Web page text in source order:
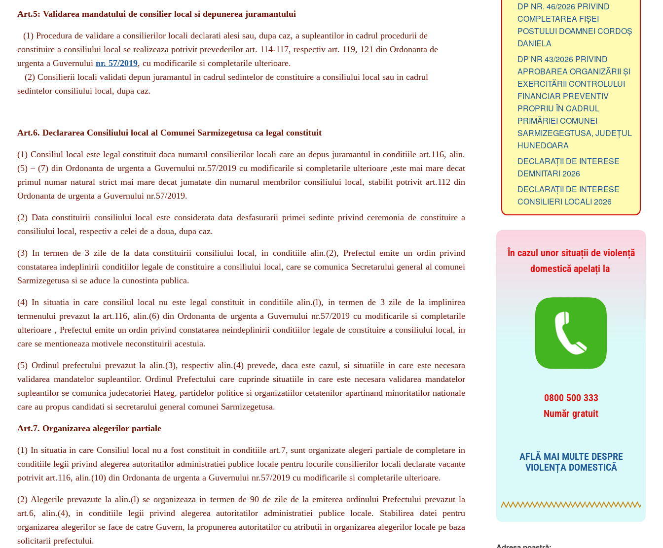
constituire a consiliului local se realizeaza potrivit prevederilor art. 114-117, respectiv art. 119, 121 din Ordonanta de
urgenta a Guvernuluinr. 57/2019, cu modificarile si completarile ulterioare.
(2) Consilierii locali validati depun juramantul in cadrul sedintelor de constituire a consiliului local sau in cadrul
sedintelor consiliului local, dupa caz.
(5) – (7) din Ordonanta de urgenta a Guvernului nr.57/2019 cu modificarile si completarile ulterioare ,este mai mare decat
primul numar natural strict mai mare decat jumatate din numarul membrilor consiliului local, stabilit potrivit art.112 din
Ordonanta de urgenta a Guvernului nr.57/2019.
consiliului local, respectiv a celei de a doua, dupa caz.
constatarea indeplinirii conditiilor legale de constituire a consiliului local, care se comunica Secretarului general al comunei
Sarmizegetusa si se aduce la cunostinta publica.
termenului prevazut la art.116, alin.(6) din Ordonanta de urgenta a Guvernului nr.57/2019 cu modificarile si completarile
ulterioare , Prefectul emite un ordin privind constatarea neindeplinirii conditiilor legale de constituire a consiliului local, in
care se mentioneaza motivele neconstituirii acestuia.
validarea mandatelor supleantilor. Ordinul Prefectului care cuprinde situatiile in care este necesara validarea mandatelor
supleantilor se comunica judecatoriei Hateg, partidelor politice si organizatiilor cetatenilor apartinand minoritatilor nationale
care au propus candidati si secretarului general comunei Sarmizegetusa.
conditiile legii privind alegerea autoritatilor administratiei publice locale pentru locurile consilierilor locali declarate vacante
potrivit art.116, alin.(10) din Ordonanta de urgenta a Guvernului nr.57/2019 cu modificarile si completarile ulterioare.
art.6, alin.(4), in conditiile legii privind alegerea autoritatilor administratiei publice locale. Stabilirea datei pentru
organizarea alegeriIor se face de catre Guvern, la propunerea autoritatilor cu atributii in organizarea alegerilor locale pe baza
solicitarii prefectului.
COMPLETAREA FIȘEI
POSTULUI DOAMNEI CORDOȘ
DANIELA
DP NR 43/2026 PRIVIND
APROBAREA ORGANIZĂRII ȘI
EXERCITĂRII CONTROLULUI
FINANCIAR PREVENTIV
PROPRIU ÎN CADRUL
PRIMĂRIEI COMUNEI
SARMIZEGEGTUSA, JUDEȚUL
HUNEDOARA
DECLARAȚII DE INTERESE
DEMNITARI 2026
DECLARAȚII DE INTERESE
CONSILIERI LOCALI 2026
domestică apelați la
Număr gratuit
VIOLENȚA DOMESTICĂ